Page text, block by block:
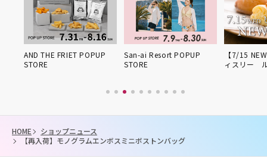
San-ai Resort POPUP
STORE
【7/15 NEW OPEN】パテ
ィスリー ル・プ…
期間限
HOME
ショップニュース
【再入荷】モノグラムエンボスミニボストンバッグ